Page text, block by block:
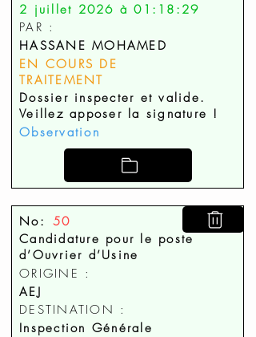
2 juillet 2026 à 01:18:29
PAR :
HASSANE MOHAMED
EN COURS DE
TRAITEMENT
Dossier inspecter et valide.
Veillez apposer la signature !
Observation
No: 50
Candidature pour le poste
d’Ouvrier d’Usine
ORIGINE :
AEJ
DESTINATION :
Inspection Générale